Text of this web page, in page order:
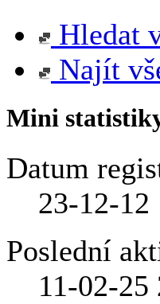
Hledat
Najít
Mini
Datum
23-12-12
Poslední
11-02-25